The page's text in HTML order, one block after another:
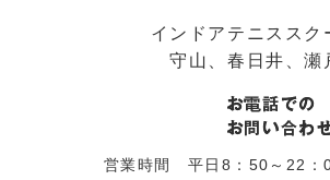
インドアテニスス
守山、春日井、瀬
営業時間 平日8：50～22